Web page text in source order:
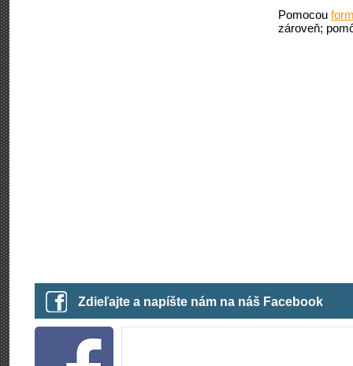
Pomocou
zároveň;
Zdieľajte a napíšte nám na náš Facebook